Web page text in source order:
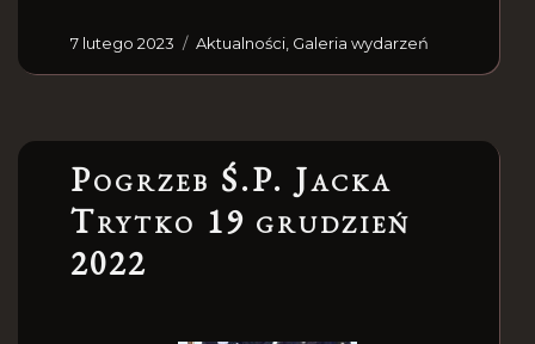
7 lutego 2023 Aktualności, Galeria wydarzeń
Pogrzeb Ś.P. Jacka
Trytko 19 grudzień
2022